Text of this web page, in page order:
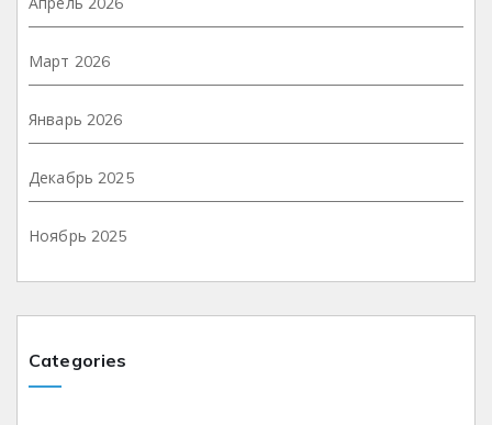
Март 2026
Январь 2026
Декабрь 2025
Ноябрь 2025
Categories